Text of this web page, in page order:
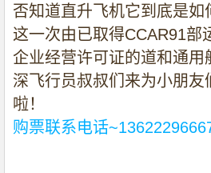
否知道直升飞机它到底是如
这一次由已取得CCAR91部
企业经营许可证的道和通用
深飞行员叔叔们来为小朋友
啦！
购票联系电话